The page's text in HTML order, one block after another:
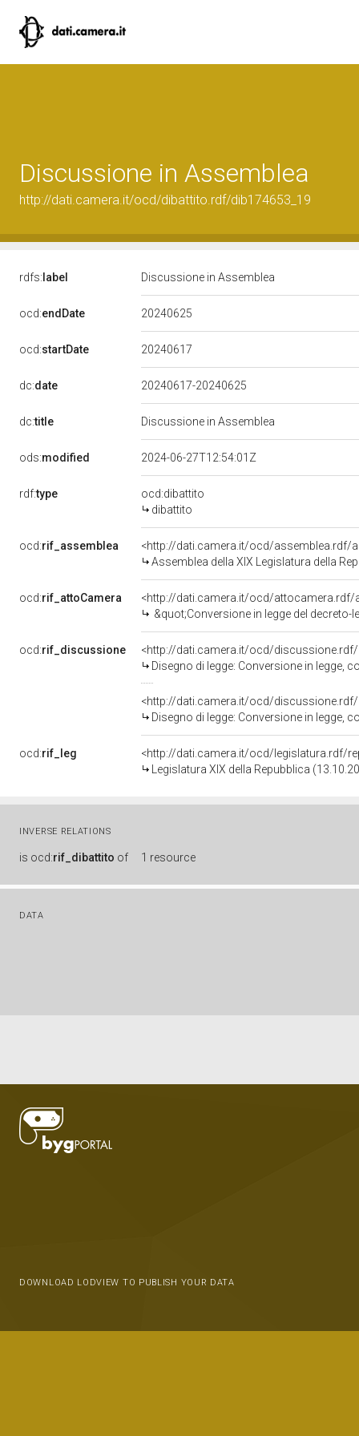
Discussione in Assemblea
http://dati.camera.it/ocd/dibattito.rdf/dib174653_19
rdfs: label Discussione in Assemblea
ocd:endDate 20240625
ocd:startDate 20240617
dc:date 20240617-20240625
dc:title Discussione in Assemblea
ods:modified 2024-06-27T12:54:01Z
rdf:type
ocd:dibattito
dibattito
ocd:rif_assemblea
<http://dati.camera.it/ocd/assemblea.rdf/
Assemblea della XIX Legislatura della
ocd:rif_attoCamera
<http://dati.camera.it/ocd/attocamera.rdf/
&quot;Conversione in legge del decreto-legge 9 maggio 2024, n. 61, recante disposizioni urgenti in
ocd:rif_discussione
<http://dati.camera.it/ocd/discussione.rdf/
Disegno di legge: Conversione in legge, con modificazioni, del decreto-legge 9 maggio 2024, n.
<http://dati.camera.it/ocd/discussione.rdf/
Disegno di legge: Conversione in legge, con modificazioni, del decreto-legge 9 maggio 2024, n.
ocd:rif_leg
<http://dati.camera.it/ocd/legislatura.rdf/
Legislatura XIX della Repubblica
INVERSE RELATIONS
is ocd:rif_dibattito of 1 resource
DATA
DOWNLOAD LODVIEW TO PUBLISH YOUR DATA